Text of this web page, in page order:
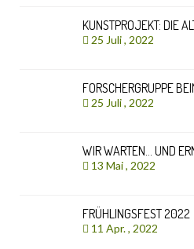
KUNSTPROJEKT: DIE
25 Juli , 2022
FORSCHERGRUPPE
25 Juli , 2022
WIR WARTEN… UND
13 Mai , 2022
FRÜHLINGSFEST 2022
11 Apr. , 2022